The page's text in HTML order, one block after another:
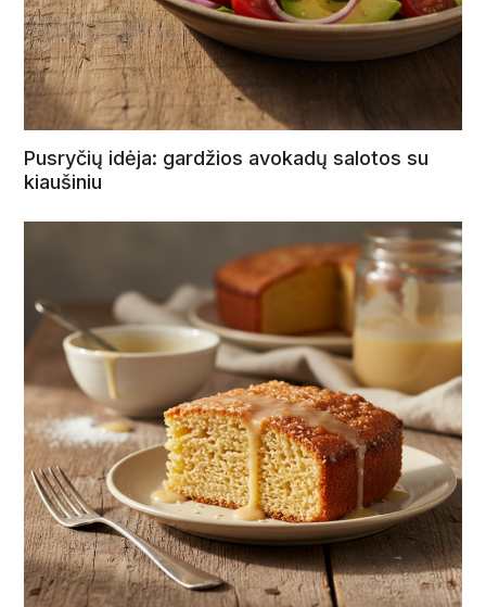
Pusryčių idėja: gardžios avokadų salotos su
kiaušiniu